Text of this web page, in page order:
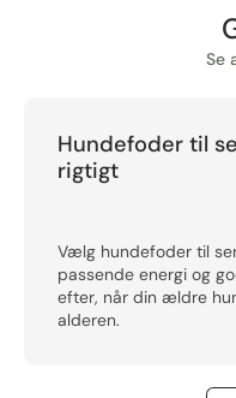
Se
Hundefoder til
rigtigt
Vælg hundefoder til
passende energi og
efter, når din ældre
alderen.